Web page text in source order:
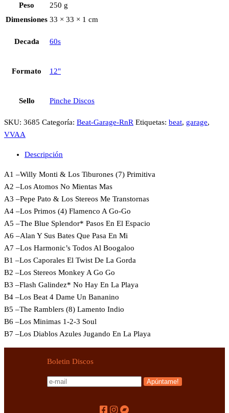
Peso
250 g
Dimensiones 33 × 33 × 1 cm
Decada 60s
Formato 12"
Sello Pinche Discos
SKU: 3685 Categoría: Beat-Garage-RnR Etiquetas: beat, garage,
VVAA
Descripción
A1 –Willy Monti & Los Tiburones (7) Primitiva
A2 –Los Atomos No Mientas Mas
A3 –Pepe Pato & Los Stereos Me Transtornas
A4 –Los Primos (4) Flamenco A Go-Go
A5 –The Blue Splendor* Pasos En El Espacio
A6 –Alan Y Sus Bates Que Pasa En Mi
A7 –Los Harmonic’s Todos Al Boogaloo
B1 –Los Caporales El Twist De La Gorda
B2 –Los Stereos Monkey A Go Go
B3 –Flash Galindez* No Hay En La Playa
B4 –Los Beat 4 Dame Un Bananino
B5 –The Ramblers (8) Lamento Indio
B6 –Los Minimas 1-2-3 Soul
B7 –Los Diablos Azules Jugando En La Playa
Boletin Discos